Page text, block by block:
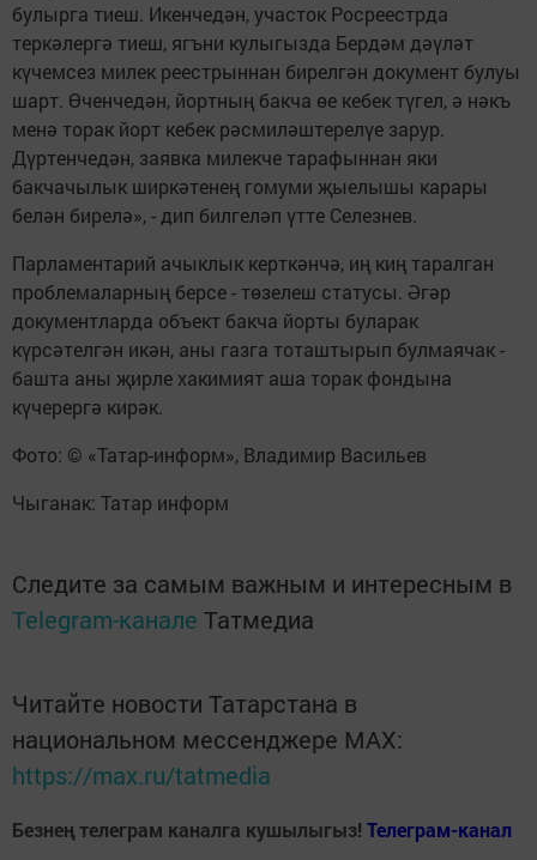
булырга тиеш. Икенчедән, участок Росреестрда
теркәлергә тиеш, ягъни кулыгызда Бердәм дәүләт
күчемсез милек реестрыннан бирелгән документ булуы
шарт. Өченчедән, йортның бакча өе кебек түгел, ә нәкъ
менә торак йорт кебек рәсмиләштерелүе зарур.
Дүртенчедән, заявка милекче тарафыннан яки
бакчачылык ширкәтенең гомуми җыелышы карары
белән бирелә», - дип билгеләп үтте Селезнев.
Парламентарий ачыклык керткәнчә, иң киң таралган
проблемаларның берсе - төзелеш статусы. Әгәр
документларда объект бакча йорты буларак
күрсәтелгән икән, аны газга тоташтырып булмаячак -
башта аны җирле хакимият аша торак фондына
күчерергә кирәк.
Фото: © «Татар-информ», Владимир Васильев
Чыганак: Татар информ
Следите за самым важным и интересным в
Telegram-канале Татмедиа
Читайте новости Татарстана в
национальном мессенджере MАХ:
https://max.ru/tatmedia
Безнең телеграм каналга кушылыгыз! Телеграм-канал